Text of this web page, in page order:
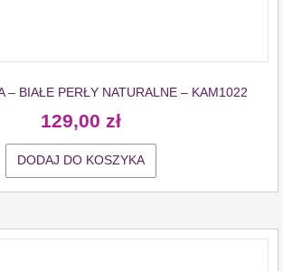
– BIAŁE PERŁY NATURALNE – KAM1022
129,00 zł
DODAJ DO KOSZYKA